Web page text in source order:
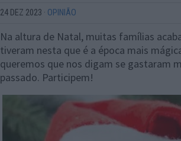
24 DEZ 2023 · OPINIÃO
Na altura de Natal, muitas famílias
tiveram nesta que é a época mais
queremos que nos digam se gastaram
passado. Participem!